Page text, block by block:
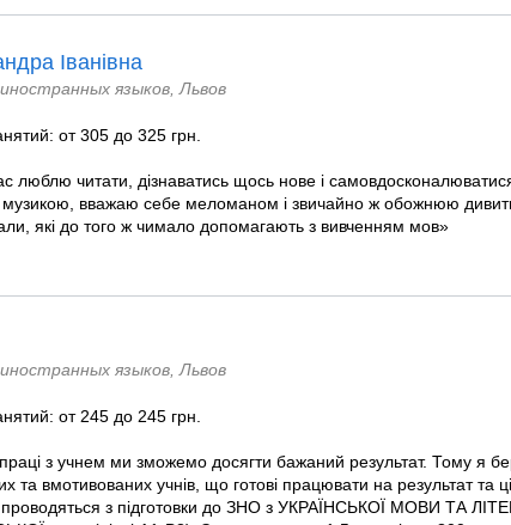
Іванівна
языков, Львов
от 305 до 325 грн.
люблю читати, дізнаватись щось нове і
вважаю себе меломаном і звичайно ж обожнюю
які до того ж чимало допомагають з вивченням мов»
языков, Львов
от 245 до 245 грн.
з учнем ми зможемо досягти бажаний результат. Тому я
та вмотивованих учнів, що готові працювати на результат та
проводяться з підготовки до ЗНО з УКРАЇНСЬКОЇ МОВИ ТА